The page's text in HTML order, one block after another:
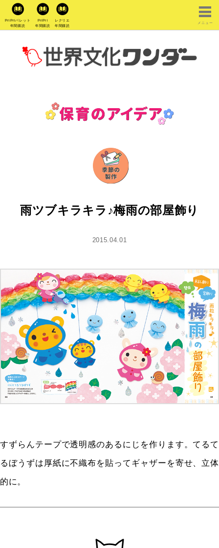
PriPriパレット
年間購読
PriPri
年間購読
レクリエ
年間購読
メニュー
雨ツブキラキラ♪梅雨の部屋飾り
2015.04.01
すずらんテープで透明感のあるにじを作ります。てるて
るぼうずは厚紙に不織布を貼ってギャザーを寄せ、立体
的に。